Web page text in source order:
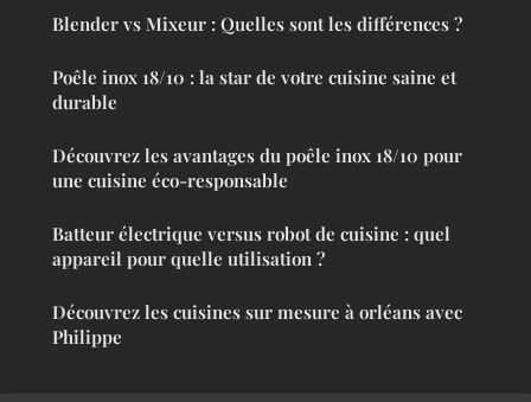
Blender vs Mixeur : Quelles sont les différences ?
Poêle inox 18/10 : la star de votre cuisine saine et
durable
Découvrez les avantages du poêle inox 18/10 pour
une cuisine éco-responsable
Batteur électrique versus robot de cuisine : quel
appareil pour quelle utilisation ?
Découvrez les cuisines sur mesure à orléans avec
Philippe